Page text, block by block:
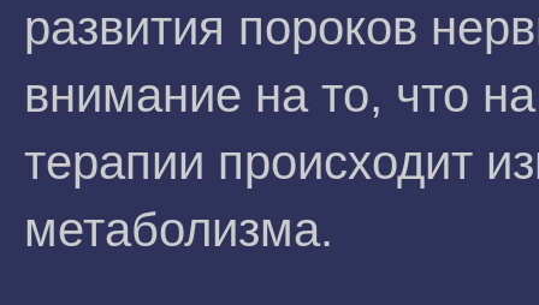
развития пороков
внимание на то, что
терапии происходит
метаболизма.